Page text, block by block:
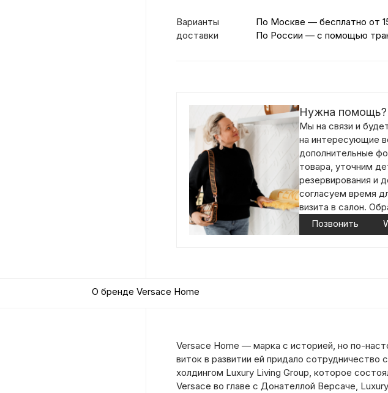
Варианты
доставки
По Москве — бесплатно от
По России — с помощью
Нужна помощь?
Мы на связи и
на интересующие
дополнительные
товара, уточним
резервирования и
согласуем время
визита в салон.
Позвонить
О бренде Versace Home
Versace Home — марка с историей, но по-
виток в развитии ей придало сотрудничество
холдингом Luxury Living Group, которое
Versace во главе с Донателлой Версаче,